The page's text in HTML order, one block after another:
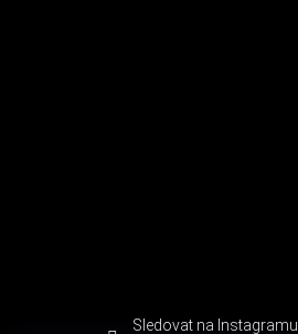
Sledovat na Instagramu